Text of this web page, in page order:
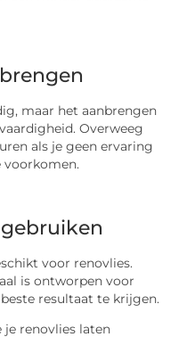
maar het aanbrengen
Overweeg
als je geen ervaring
voor renovlies.
is ontworpen voor
resultaat te krijgen.
je renovlies laten